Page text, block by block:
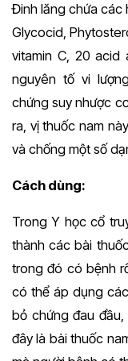
Đinh lăng chứa các
Glycocid,
vitamin C, 20 acid
nguyên tố vi
chứng suy nhược
ra, vị thuốc nam
và chống một số
Cách dùng:
Trong Y học cổ
thành các bài
trong đó có bệnh
có thể áp dụng
bỏ chứng đau
đây là bài thuốc